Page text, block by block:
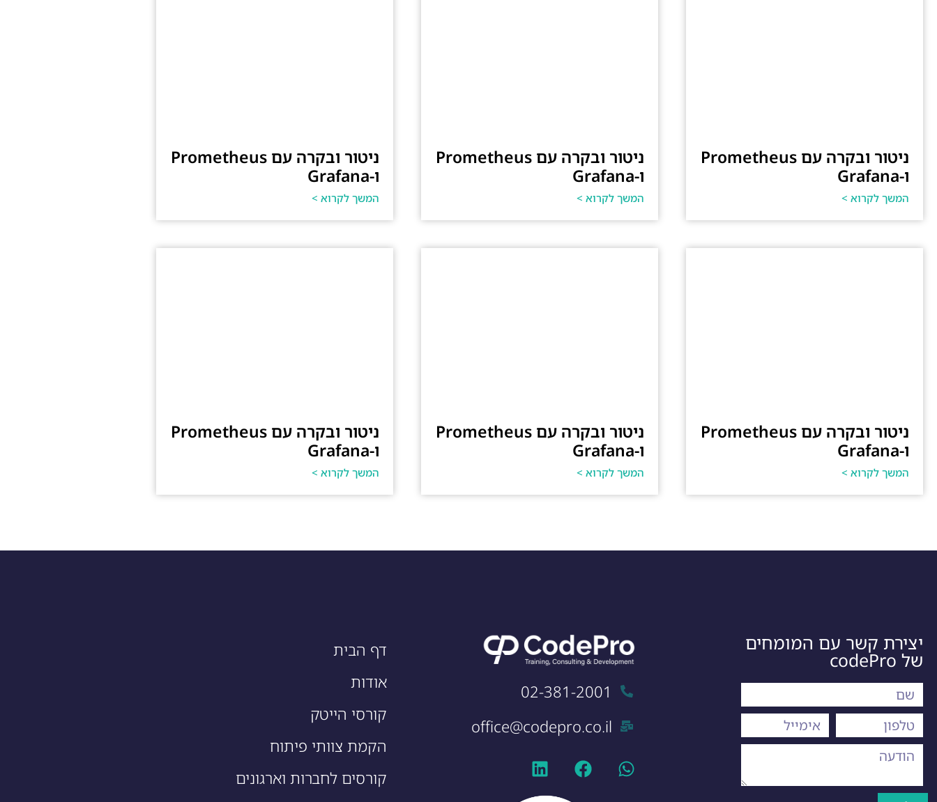
ניטור ובקרה עם Prometheus
ו-Grafana
המשך לקרוא >
ניטור ובקרה עם Prometheus
ו-Grafana
המשך לקרוא >
ניטור ובקרה עם Prometheus
ו-Grafana
המשך לקרוא >
ניטור ובקרה עם Prometheus
ו-Grafana
המשך לקרוא >
ניטור ובקרה עם Prometheus
ו-Grafana
המשך לקרוא >
ניטור ובקרה עם Prometheus
ו-Grafana
המשך לקרוא >
יצירת קשר עם המומחים
של codePro
02-381-2001
office@codepro.co.il
דף הבית
אודות
קורסי הייטק
הקמת צוותי פיתוח
קורסים לחברות וארגונים